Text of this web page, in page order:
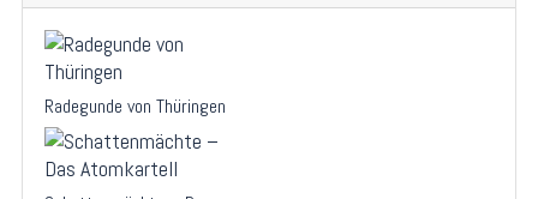
Radegunde von Thüringen